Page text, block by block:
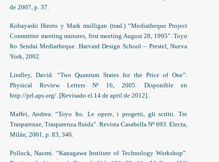
de 2007, p. 37.
Kobayashi Hiroto y Mark mulligan (trad.) “Mediatheque Project
Committee meeting minutes, first meeting August 28, 1995”. Toyo
Ito Sendai Mediatheque. Harvard Design School – Prestel, Nueva
York, 2002.
Lindley, David. “Two Quantum States for the Price of One”.
Physical Review Letters Nº 16, 2005. Disponible en
http://prl.aps.org/. [Revisado el 14 de april de 2012].
Maffei, Andrea. “Toyo Ito. Le opere, i progetti, gli scritti. Tre
Trasparenze, Trasparenza fluida”. Revista Casabella Nº 693. Electa,
Milán, 2001, p. 83, 346.
Pollock, Naomi. “Kanagawa Institute of Technology Workshop”.